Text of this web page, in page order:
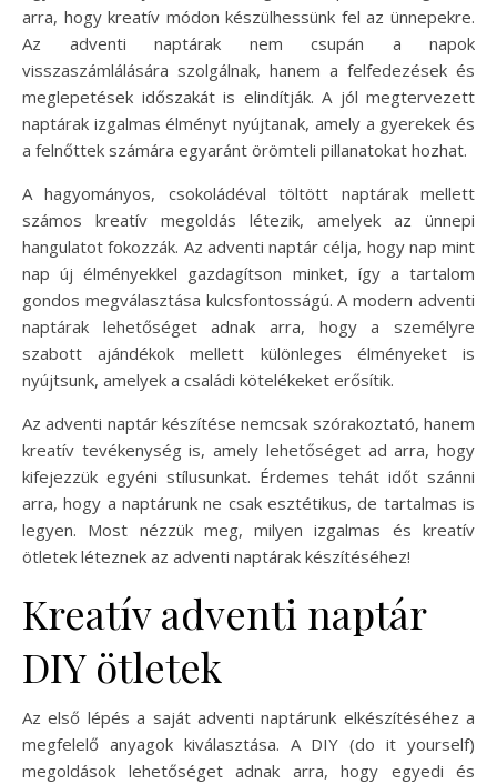
arra, hogy kreatív módon készülhessünk fel az ünnepekre.
Az adventi naptárak nem csupán a napok
visszaszámlálására szolgálnak, hanem a felfedezések és
meglepetések időszakát is elindítják. A jól megtervezett
naptárak izgalmas élményt nyújtanak, amely a gyerekek és
a felnőttek számára egyaránt örömteli pillanatokat hozhat.
A hagyományos, csokoládéval töltött naptárak mellett
számos kreatív megoldás létezik, amelyek az ünnepi
hangulatot fokozzák. Az adventi naptár célja, hogy nap mint
nap új élményekkel gazdagítson minket, így a tartalom
gondos megválasztása kulcsfontosságú. A modern adventi
naptárak lehetőséget adnak arra, hogy a személyre
szabott ajándékok mellett különleges élményeket is
nyújtsunk, amelyek a családi kötelékeket erősítik.
Az adventi naptár készítése nemcsak szórakoztató, hanem
kreatív tevékenység is, amely lehetőséget ad arra, hogy
kifejezzük egyéni stílusunkat. Érdemes tehát időt szánni
arra, hogy a naptárunk ne csak esztétikus, de tartalmas is
legyen. Most nézzük meg, milyen izgalmas és kreatív
ötletek léteznek az adventi naptárak készítéséhez!
Kreatív adventi naptár
DIY ötletek
Az első lépés a saját adventi naptárunk elkészítéséhez a
megfelelő anyagok kiválasztása. A DIY (do it yourself)
megoldások lehetőséget adnak arra, hogy egyedi és